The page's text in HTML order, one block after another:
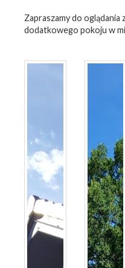
Zapraszamy do
dodatkowego pokoju w